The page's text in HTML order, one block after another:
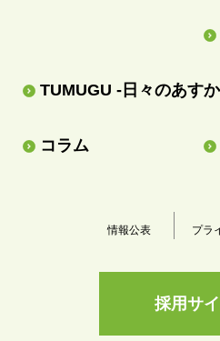
TUMUGU -日々のあす
コラム
情報公表 プラ
採用サ